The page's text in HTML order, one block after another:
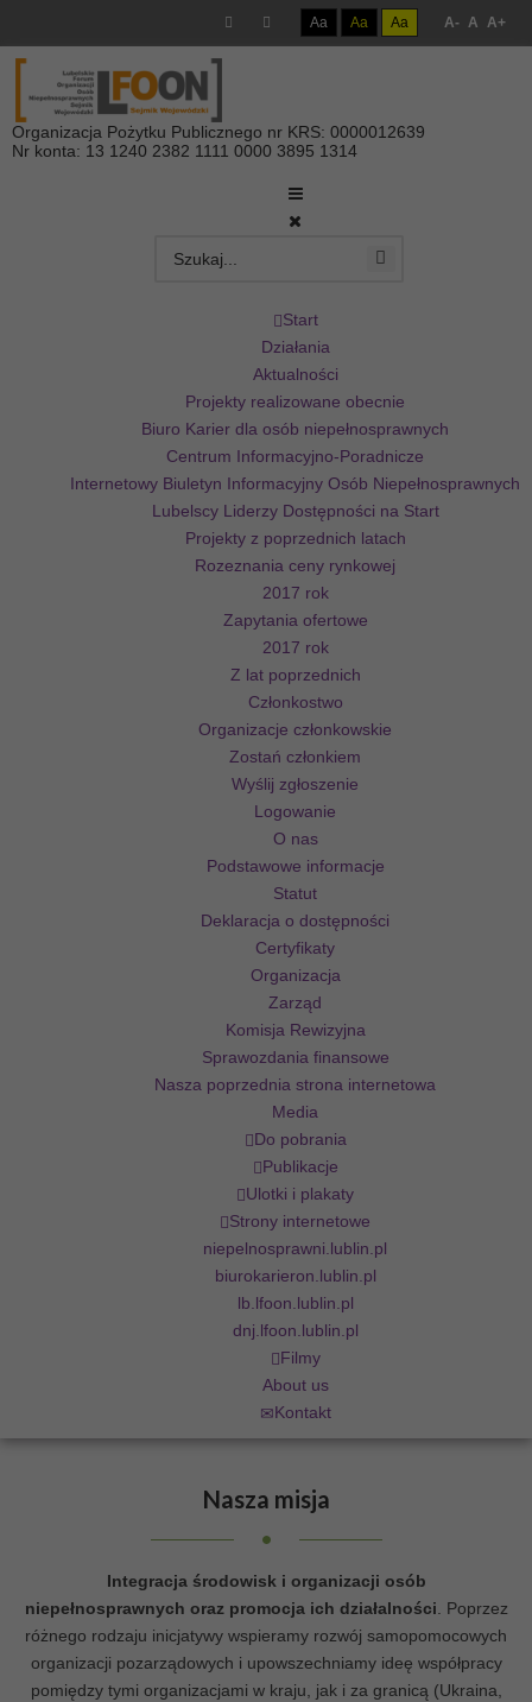
Aa Aa Aa A- A A+
Organizacja Pożytku Publicznego nr KRS: 0000012639
Nr konta: 13 1240 2382 1111 0000 3895 1314
Start
Działania
Aktualności
Projekty realizowane obecnie
Biuro Karier dla osób niepełnosprawnych
Centrum Informacyjno-Poradnicze
Internetowy Biuletyn Informacyjny Osób Niepełnosprawnych
Lubelscy Liderzy Dostępności na Start
Projekty z poprzednich latach
Rozeznania ceny rynkowej
2017 rok
Zapytania ofertowe
2017 rok
Z lat poprzednich
Członkostwo
Organizacje członkowskie
Zostań członkiem
Wyślij zgłoszenie
Logowanie
O nas
Podstawowe informacje
Statut
Deklaracja o dostępności
Certyfikaty
Organizacja
Zarząd
Komisja Rewizyjna
Sprawozdania finansowe
Nasza poprzednia strona internetowa
Media
Do pobrania
Publikacje
Ulotki i plakaty
Strony internetowe
niepelnosprawni.lublin.pl
biurokarieron.lublin.pl
lb.lfoon.lublin.pl
dnj.lfoon.lublin.pl
Filmy
About us
Kontakt
Nasza misja
Integracja środowisk i organizacji osób
niepełnosprawnych oraz promocja ich działalności . Poprzez
różnego rodzaju inicjatywy wspieramy rozwój samopomocowych
organizacji pozarządowych i upowszechniamy ideę współpracy
pomiędzy tymi organizacjami w kraju, jak i za granicą (Ukraina,